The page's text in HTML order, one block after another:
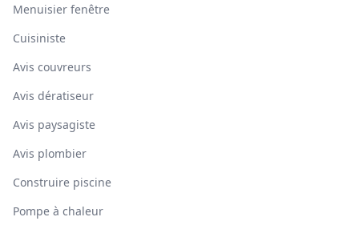
Menuisier fenêtre
Cuisiniste
Avis couvreurs
Avis dératiseur
Avis paysagiste
Avis plombier
Construire piscine
Pompe à chaleur